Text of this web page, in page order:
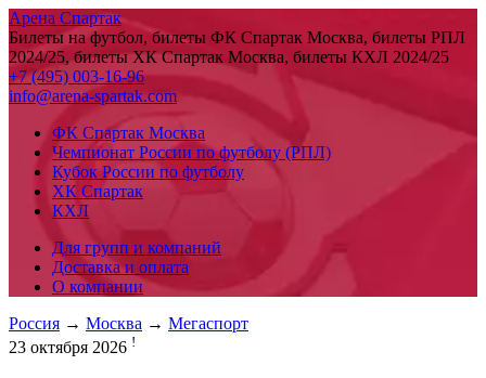
Арена Спартак
Билеты на футбол, билеты ФК Спартак Москва, билеты РПЛ
2024/25, билеты ХК Спартак Москва, билеты КХЛ 2024/25
+7 (495) 003-16-96
info@arena-spartak.com
ФК Спартак Москва
Чемпионат России по футболу (РПЛ)
Кубок России по футболу
ХК Спартак
КХЛ
Для групп и компаний
Доставка и оплата
О компании
Россия → Москва → Мегаспорт
23 октября 2026 !